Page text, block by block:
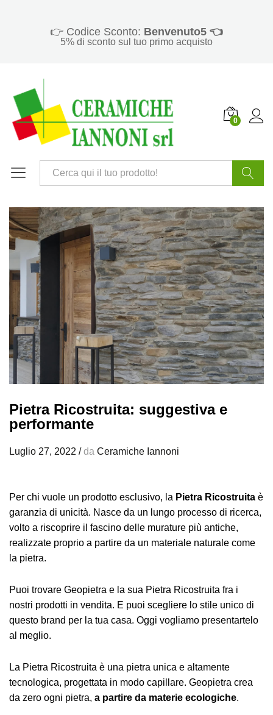
👉 Codice Sconto: Benvenuto5 👈
5% di sconto sul tuo primo acquisto
0
Pietra Ricostruita: suggestiva e
performante
Luglio 27, 2022 /da Ceramiche Iannoni
Per chi vuole un prodotto esclusivo, la Pietra Ricostruita è
garanzia di unicità. Nasce da un lungo processo di ricerca,
volto a riscoprire il fascino delle murature più antiche,
realizzate proprio a partire da un materiale naturale come
la pietra.
Puoi trovare Geopietra e la sua Pietra Ricostruita fra i
nostri prodotti in vendita. E puoi scegliere lo stile unico di
questo brand per la tua casa. Oggi vogliamo presentartelo
al meglio.
La Pietra Ricostruita è una pietra unica e altamente
tecnologica, progettata in modo capillare. Geopietra crea
da zero ogni pietra, a partire da materie ecologiche.